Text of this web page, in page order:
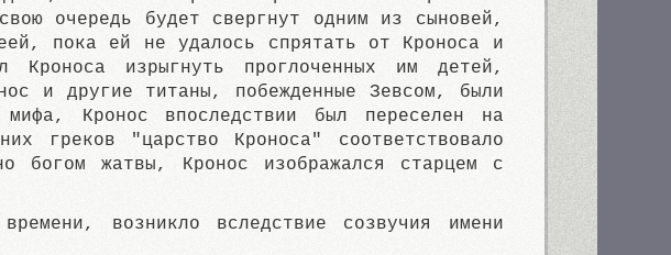
очередь будет свергнут одним из сыновей,
пока ей не удалось спрятать от Кроноса и
Кроноса изрыгнуть проглоченных им детей,
и другие титаны, побежденные Зевсом, были
Кронос впоследствии был переселен на
греков "царство Кроноса" соответствовало
богом жатвы, Кронос изображался старцем с
возникло вследствие созвучия имени